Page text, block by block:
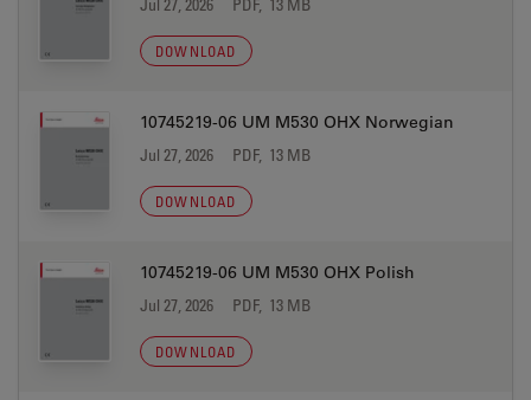
Jul 27, 2026 PDF, 13 MB
DOWNLOAD
10745219-06 UM M530 OHX Norwegian
Jul 27, 2026 PDF, 13 MB
DOWNLOAD
10745219-06 UM M530 OHX Polish
Jul 27, 2026 PDF, 13 MB
DOWNLOAD